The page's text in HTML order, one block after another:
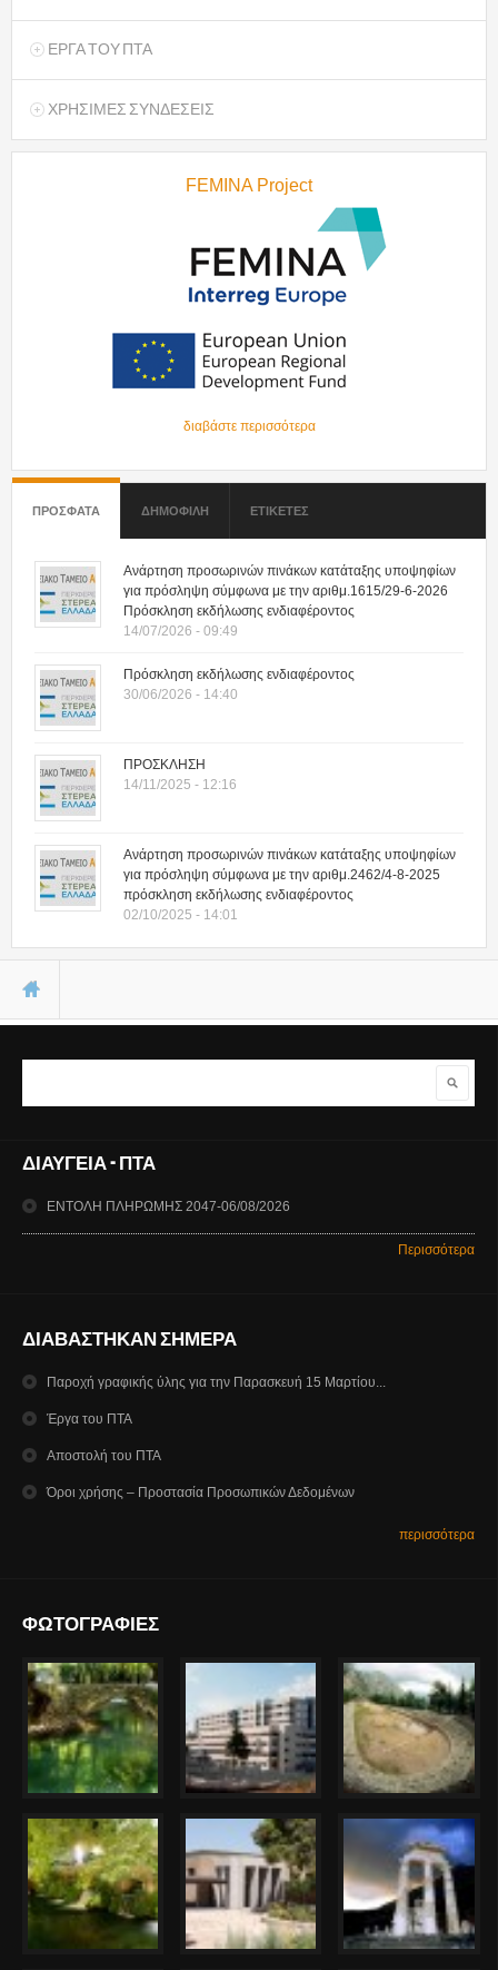
ΕΡΓΑ ΤΟΥ ΠΤΑ
ΧΡΗΣΙΜΕΣ ΣΥΝΔΕΣΕΙΣ
FEMINA Project
διαβάστε περισσότερα
ΠΡΟΣΦΑΤΑ (ΕΝΕΡΓΗ ΚΑΡΤΕΛΑ)
ΔΗΜΟΦΙΛΗ ΕΤΙΚΕΤΕΣ
Ανάρτηση προσωρινών πινάκων κατάταξης υποψηφίων
για πρόσληψη σύμφωνα με την αριθμ.1615/29-6-2026
Πρόσκληση εκδήλωσης ενδιαφέροντος
14/07/2026 - 09:49
Πρόσκληση εκδήλωσης ενδιαφέροντος
30/06/2026 - 14:40
ΠΡΟΣΚΛΗΣΗ
14/11/2025 - 12:16
Ανάρτηση προσωρινών πινάκων κατάταξης υποψηφίων
για πρόσληψη σύμφωνα με την αριθμ.2462/4-8-2025
πρόσκληση εκδήλωσης ενδιαφέροντος
02/10/2025 - 14:01
Είστε εδώ
Αναζήτηση
ΔΙΑΥΓΕΙΑ - ΠΤΑ
ΕΝΤΟΛΗ ΠΛΗΡΩΜΗΣ 2047-06/08/2026
Περισσότερα
ΔΙΑΒΑΣΤΗΚΑΝ ΣΗΜΕΡΑ
Παροχή γραφικής ύλης για την Παρασκευή 15 Μαρτίου...
Έργα του ΠΤΑ
Αποστολή του ΠΤΑ
Όροι χρήσης – Προστασία Προσωπικών Δεδομένων
περισσότερα
ΦΩΤΟΓΡΑΦΙΕΣ